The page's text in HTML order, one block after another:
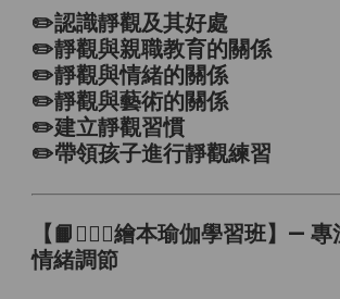
✏️認識靜觀及其好處
✏️靜觀與親職教育的關係
✏️靜觀與情緒的關係
✏️靜觀與藝術的關係
✏️建立靜觀習慣
✏️帶領孩子進行靜觀練習
【 📙🧘🏻‍♀️繪本瑜伽學習班】— 專
情緒調節